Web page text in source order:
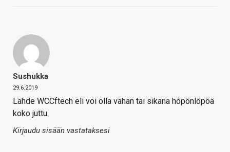
Sushukka
29.6.2019
Lähde WCCftech eli voi olla vähän tai sikana höpönlöpöä
koko juttu.
Kirjaudu sisään vastataksesi